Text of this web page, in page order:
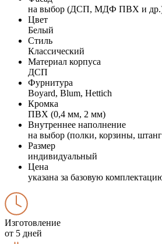
на выбор (ДСП, МДФ ПВХ и
Цвет
Белый
Стиль
Классический
Материал корпуса
ДСП
Фурнитура
Boyard, Blum, Hettich
Кромка
ПВХ (0,4 мм, 2 мм)
Внутреннее наполнение
на выбор (полки, корзины,
Размер
индивидуальный
Цена
указана за базовую
Изготовление
от 5 дней